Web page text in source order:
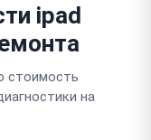
ipad
стоимость
на